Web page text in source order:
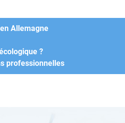
Allemagne
?
professionnelles